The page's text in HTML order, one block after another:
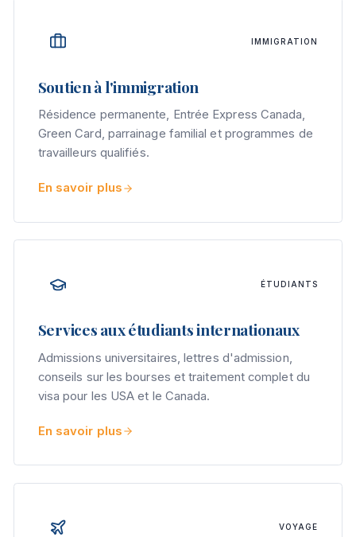
IMMIGRATION
Soutien à l'immigration
Résidence permanente, Entrée Express Canada,
Green Card, parrainage familial et programmes de
travailleurs qualifiés.
En savoir plus
ÉTUDIANTS
Services aux étudiants internationaux
Admissions universitaires, lettres d'admission,
conseils sur les bourses et traitement complet du
visa pour les USA et le Canada.
En savoir plus
VOYAGE